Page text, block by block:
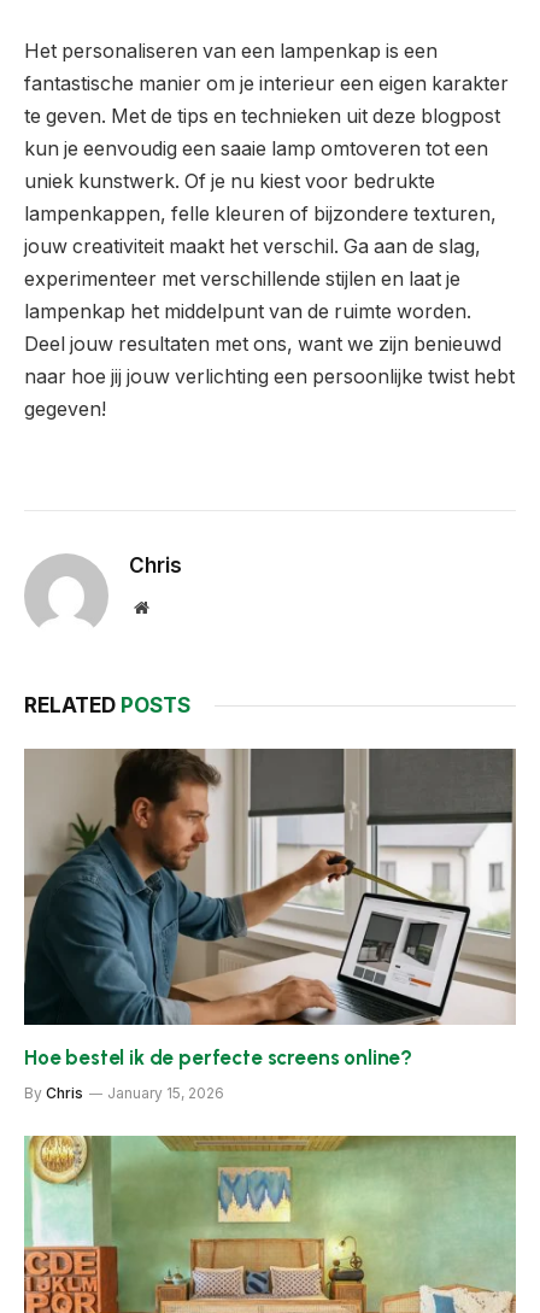
Het personaliseren van een lampenkap is een
fantastische manier om je interieur een eigen karakter
te geven. Met de tips en technieken uit deze blogpost
kun je eenvoudig een saaie lamp omtoveren tot een
uniek kunstwerk. Of je nu kiest voor bedrukte
lampenkappen, felle kleuren of bijzondere texturen,
jouw creativiteit maakt het verschil. Ga aan de slag,
experimenteer met verschillende stijlen en laat je
lampenkap het middelpunt van de ruimte worden.
Deel jouw resultaten met ons, want we zijn benieuwd
naar hoe jij jouw verlichting een persoonlijke twist hebt
gegeven!
Chris
Website
RELATED POSTS
Hoe bestel ik de perfecte screens online?
By Chris January 15, 2026